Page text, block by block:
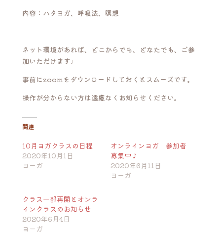
内容：ハタヨガ、呼吸法、瞑想
ネット環境があれば、どこからでも、どなたでも、ご参
加いただけます♩
事前にzoomをダウンロードしておくとスムーズです。
操作が分からない方は遠慮なくお知らせください。
関連
10月ヨガクラスの日程
2020年10月1日
ヨーガ
オンラインヨガ 参加者
募集中♪
2020年6月11日
ヨーガ
クラス一部再開とオンラ
インクラスのお知らせ
2020年6月4日
ヨーガ